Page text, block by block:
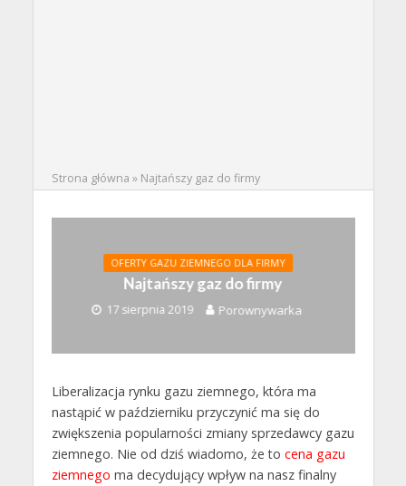
Strona główna » Najtańszy gaz do firmy
OFERTY GAZU ZIEMNEGO DLA FIRMY
Najtańszy gaz do firmy
17 sierpnia 2019 Porownywarka
Liberalizacja rynku gazu ziemnego, która ma
nastąpić w październiku przyczynić ma się do
zwiększenia popularności zmiany sprzedawcy gazu
ziemnego. Nie od dziś wiadomo, że to cena gazu
ziemnego ma decydujący wpływ na nasz finalny